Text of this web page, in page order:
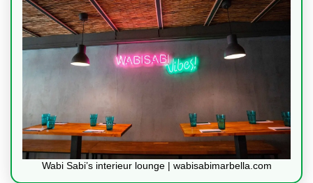
Wabi Sabi’s interieur lounge | wabisabimarbella.com